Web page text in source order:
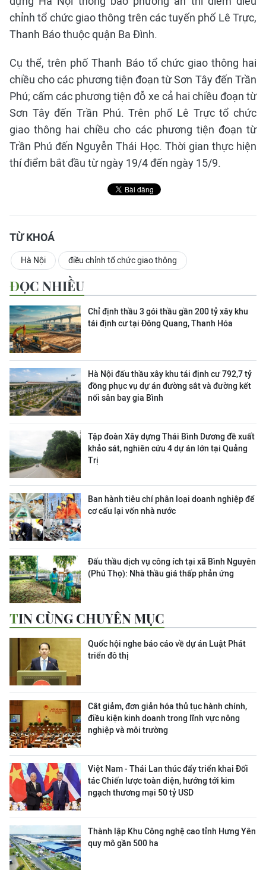
chỉnh tổ chức giao thông trên các tuyến phố Lê Trực,
Thanh Báo thuộc quận Ba Đình.
Cụ thể, trên phố Thanh Báo tổ chức giao thông hai
chiều cho các phương tiện đoạn từ Sơn Tây đến Trần
Phú; cấm các phương tiện đỗ xe cả hai chiều đoạn từ
Sơn Tây đến Trần Phú. Trên phố Lê Trực tổ chức
giao thông hai chiều cho các phương tiện đoạn từ
Trần Phú đến Nguyễn Thái Học. Thời gian thực hiện
thí điểm bắt đầu từ ngày 19/4 đến ngày 15/9.
TỪ KHOÁ
Hà Nội điều chỉnh tổ chức giao thông
ĐỌC NHIỀU
Chỉ định thầu 3 gói thầu gần 200 tỷ xây khu
tái định cư tại Đông Quang, Thanh Hóa
Hà Nội đấu thầu xây khu tái định cư 792,7 tỷ
đồng phục vụ dự án đường sắt và đường kết
nối sân bay gia Bình
Tập đoàn Xây dựng Thái Bình Dương đề xuất
khảo sát, nghiên cứu 4 dự án lớn tại Quảng
Trị
Ban hành tiêu chí phân loại doanh nghiệp để
cơ cấu lại vốn nhà nước
Đấu thầu dịch vụ công ích tại xã Bình Nguyên
(Phú Thọ): Nhà thầu giá thấp phản ứng
TIN CÙNG CHUYÊN MỤC
Quốc hội nghe báo cáo về dự án Luật Phát
triển đô thị
Cắt giảm, đơn giản hóa thủ tục hành chính,
điều kiện kinh doanh trong lĩnh vực nông
nghiệp và môi trường
Việt Nam - Thái Lan thúc đẩy triển khai Đối
tác Chiến lược toàn diện, hướng tới kim
ngạch thương mại 50 tỷ USD
Thành lập Khu Công nghệ cao tỉnh Hưng Yên
quy mô gần 500 ha